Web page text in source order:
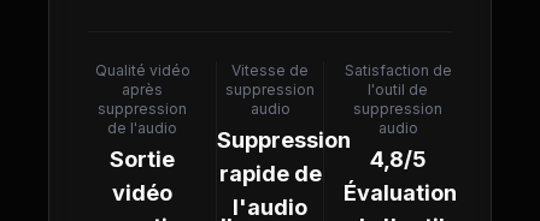
Qualité vidéo
après
suppression
de l'audio
Sortie
vidéo
Vitesse de
suppression
audio
Suppression
rapide de
l'audio
Satisfaction de
l'outil de
suppression
audio
4,8/5
Évaluation